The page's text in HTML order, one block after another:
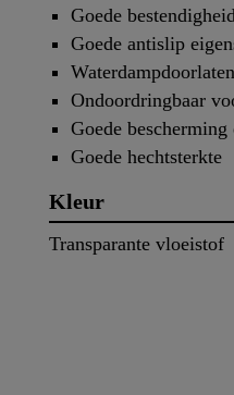
Goede
Goede antislip
Ondoordringbaar
Goede
Goede hechtsterkte
Kleur
Transparante vloeistof